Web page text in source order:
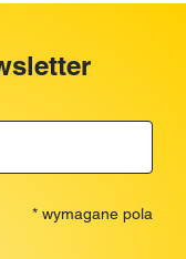
* wymagane pola